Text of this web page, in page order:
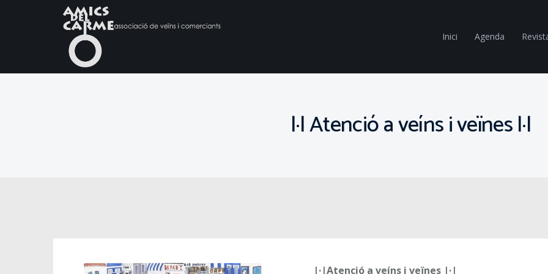
Inici Agenda
|·| Atenció a veíns i veïnes |·|
|·|Atenció a veíns i veïnes |·|